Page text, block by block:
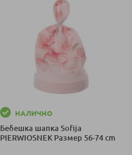
НАЛИЧНО
Бебешка шапка Sofija
PIERWIOSNEK Размер 56-74 cm